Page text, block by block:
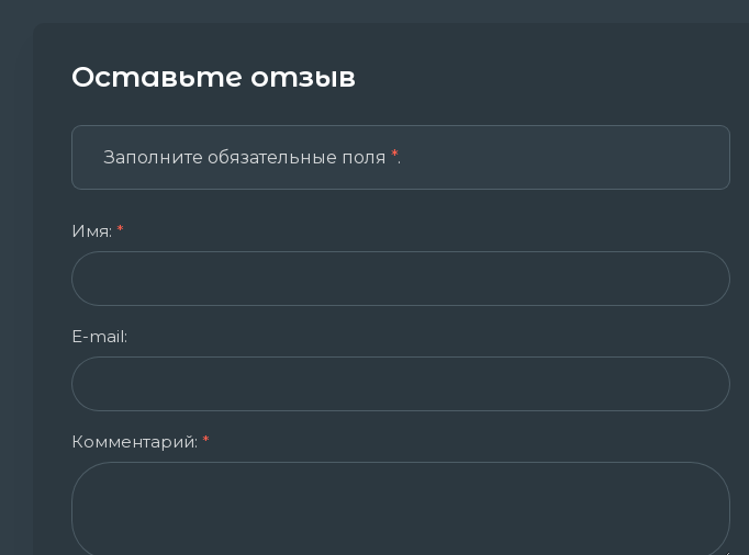
Оставьте отзыв
Заполните обязательные поля *.
Имя: *
E-mail:
Комментарий: *